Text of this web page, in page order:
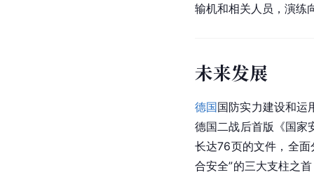
输机和相关人员，演练
未来发展
德国国防实力建设和运
德国二战后首版《国家
长达76页的文件，全面
合安全”的三大支柱之